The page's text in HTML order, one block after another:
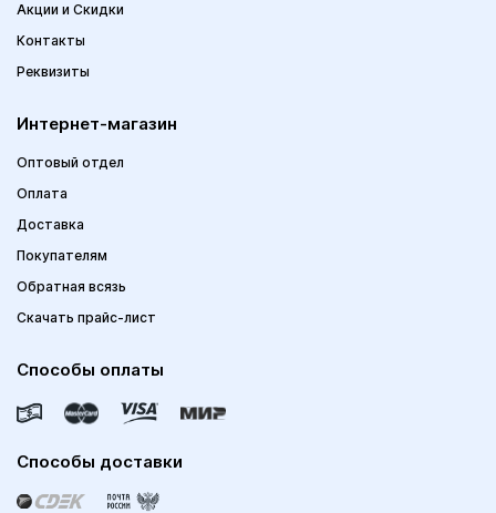
Акции и Скидки
Контакты
Реквизиты
Интернет-магазин
Оптовый отдел
Оплата
Доставка
Покупателям
Обратная всязь
Скачать прайс-лист
Способы оплаты
Способы доставки